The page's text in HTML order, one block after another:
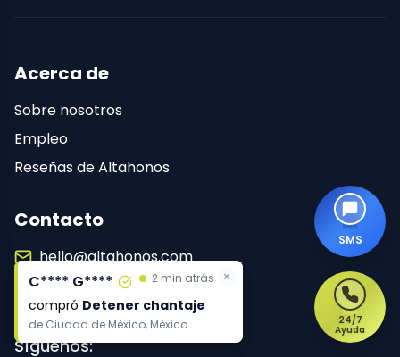
Acerca de
Sobre nosotros
Empleo
Reseñas de Altahonos
Contacto
hello@altahonos.com
+1 (855) 853-2415
Síguenos:
C**** G**** 2 min atrás
compró Detener chantaje
de Ciudad de México, México
×
24/7
Ayuda
SMS